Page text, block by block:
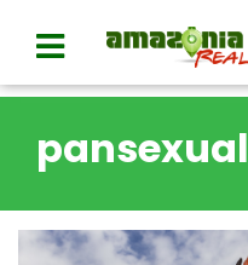
pansexual